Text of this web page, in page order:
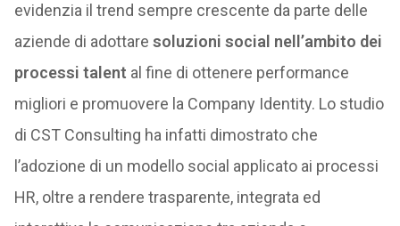
evidenzia il trend sempre crescente da parte delle
aziende di adottare soluzioni social nell’ambito dei
processi talent al fine di ottenere performance
migliori e promuovere la Company Identity. Lo studio
di CST Consulting ha infatti dimostrato che
l’adozione di un modello social applicato ai processi
HR, oltre a rendere trasparente, integrata ed